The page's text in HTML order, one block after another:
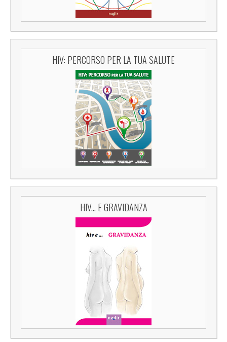
HIV: PERCORSO PER LA TUA SALUTE
HIV... E GRAVIDANZA